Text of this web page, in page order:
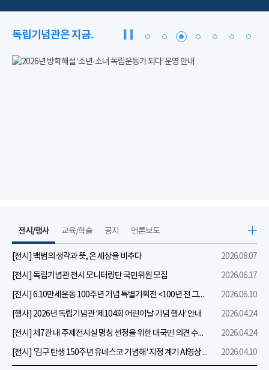
독립기념관은 지금.
전시/행사
[전시] 백범의 생각과 뜻, 온 세상을 비추다
2026.08.07
[전시] 독립기념관 전시 모니터링단 국민위원 모집
2026.06.17
[전시] 6.10만세운동 100주년 기념 특별기획전 <100년 전 그날을 보다: 6.10만세운동>
2026.06.10
[행사] 2026년 독립기념관 ‘제104회 어린이날 기념 행사’ 안내
2026.04.24
[전시] 제7관 내 주제전시실 명칭 선정을 위한 대국민 의견 수렴 실시
2026.04.24
[전시] '김구 탄생 150주년 유네스코 기념해' 지정 계기 AI영상 국민공모 개최 안내
2026.04.10
교육/학술 공지 언론보도